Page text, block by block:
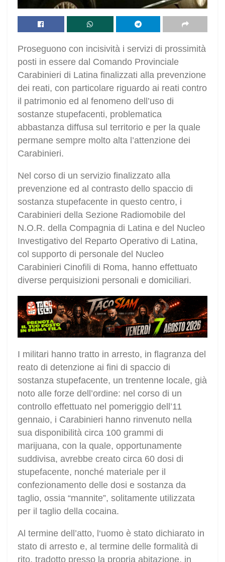
Proseguono con incisività i servizi di prossimità
posti in essere dal Comando Provinciale
Carabinieri di Latina finalizzati alla prevenzione
dei reati, con particolare riguardo ai reati contro
il patrimonio ed al fenomeno dell’uso di
sostanze stupefacenti, problematica
abbastanza diffusa sul territorio e per la quale
permane sempre molto alta l’attenzione dei
Carabinieri.
Nel corso di un servizio finalizzato alla
prevenzione ed al contrasto dello spaccio di
sostanza stupefacente in questo centro, i
Carabinieri della Sezione Radiomobile del
N.O.R. della Compagnia di Latina e del Nucleo
Investigativo del Reparto Operativo di Latina,
col supporto di personale del Nucleo
Carabinieri Cinofili di Roma, hanno effettuato
diverse perquisizioni personali e domiciliari.
I militari hanno tratto in arresto, in flagranza del
reato di detenzione ai fini di spaccio di
sostanza stupefacente, un trentenne locale, già
noto alle forze dell’ordine: nel corso di un
controllo effettuato nel pomeriggio dell’11
gennaio, i Carabinieri hanno rinvenuto nella
sua disponibilità circa 100 grammi di
marijuana, con la quale, opportunamente
suddivisa, avrebbe creato circa 60 dosi di
stupefacente, nonché materiale per il
confezionamento delle dosi e sostanza da
taglio, ossia “mannite”, solitamente utilizzata
per il taglio della cocaina.
Al termine dell’atto, l‘uomo è stato dichiarato in
stato di arresto e, al termine delle formalità di
rito, tradotto presso la propria abitazione, in